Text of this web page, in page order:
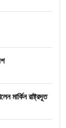
মার্কিন রাষ্ট্রদূত